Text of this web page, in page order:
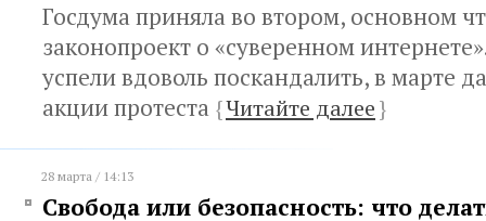
Госдума приняла во втором, основном
законопроект о «суверенном
успели вдоволь поскандалить, в марте
акции протеста {Читайте далее}
28 марта / 14:13
Свобода или безопасность: что